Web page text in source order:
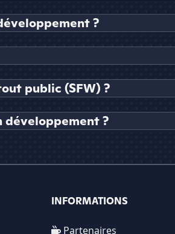
?
public (SFW) ?
développement ?
INFORMATIONS
Partenaires